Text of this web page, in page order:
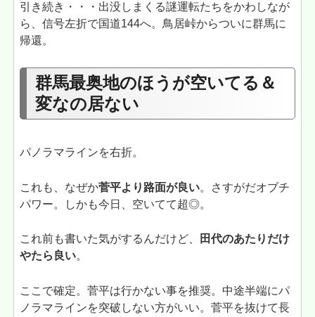
引き続き・・・出没しまくる謎運転たちをかわしなが
ら、信号左折で国道144へ。鳥居峠からついに群馬に
帰還。
群馬最奥地のほうが空いてる＆
変なの居ない
パノラマラインを右折。
これも、なぜか菅平より路面が良い。さすがだオブチ
パワー。しかも今日、空いてて超◎。
これ前も書いた気がするんだけど、
田代のあたりだけ
やたら良い。
ここで確定。菅平は行かない事を推奨。中途半端にパ
ノラマラインを突破しない方がいい。菅平を抜けて長